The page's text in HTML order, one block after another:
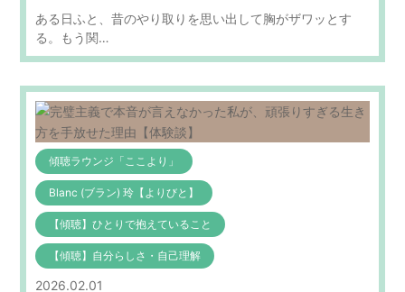
ある日ふと、昔のやり取りを思い出して胸がザワッとす
る。もう関…
傾聴ラウンジ「ここより」
Blanc (ブラン) 玲【よりびと】
【傾聴】ひとりで抱えていること
【傾聴】自分らしさ・自己理解
2026.02.01